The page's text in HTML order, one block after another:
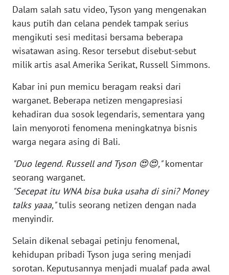
Dalam salah satu video, Tyson yang mengenakan
kaus putih dan celana pendek tampak serius
mengikuti sesi meditasi bersama beberapa
wisatawan asing. Resor tersebut disebut-sebut
milik artis asal Amerika Serikat, Russell Simmons.
Kabar ini pun memicu beragam reaksi dari
warganet. Beberapa netizen mengapresiasi
kehadiran dua sosok legendaris, sementara yang
lain menyoroti fenomena meningkatnya bisnis
warga negara asing di Bali.
"Duo legend. Russell and Tyson 😍😍,"komentar
seorang warganet.
"Secepat itu WNA bisa buka usaha di sini? Money
talks yaaa,"tulis seorang netizen dengan nada
menyindir.
Selain dikenal sebagai petinju fenomenal,
kehidupan pribadi Tyson juga sering menjadi
sorotan. Keputusannya menjadi mualaf pada awal
JAMBI
WN
SULTRA
NTB
WN
SULTENG
SULBAR
WN
BABEL
WN
SUMBAR
WN